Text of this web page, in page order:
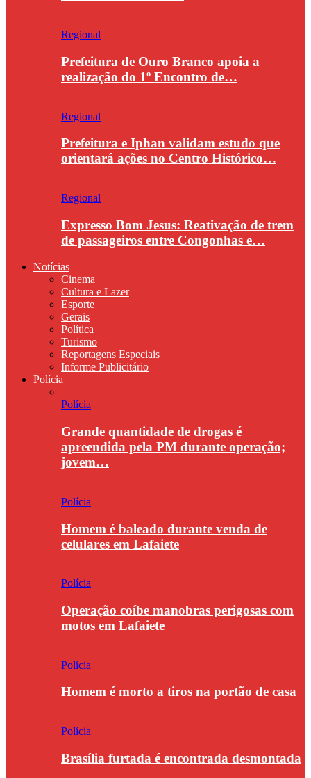
Regional
Prefeitura de Ouro Branco apoia a
realização do 1º Encontro de…
Regional
Prefeitura e Iphan validam estudo que
orientará ações no Centro Histórico…
Regional
Expresso Bom Jesus: Reativação de trem
de passageiros entre Congonhas e…
Notícias
Cinema
Cultura e Lazer
Esporte
Gerais
Política
Turismo
Reportagens Especiais
Informe Publicitário
Polícia
Polícia
Grande quantidade de drogas é
apreendida pela PM durante operação;
jovem…
Polícia
Homem é baleado durante venda de
celulares em Lafaiete
Polícia
Operação coíbe manobras perigosas com
motos em Lafaiete
Polícia
Homem é morto a tiros na portão de casa
Polícia
Brasília furtada é encontrada desmontada